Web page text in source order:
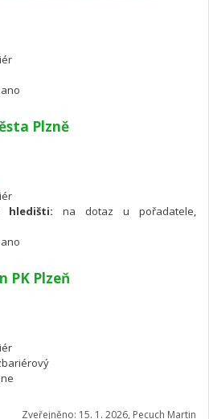
ano
Plzně
na dotaz u pořadatele,
ano
PK Plzeň
ne
Zveřejněno: 15. 1. 2026, Pecuch Martin